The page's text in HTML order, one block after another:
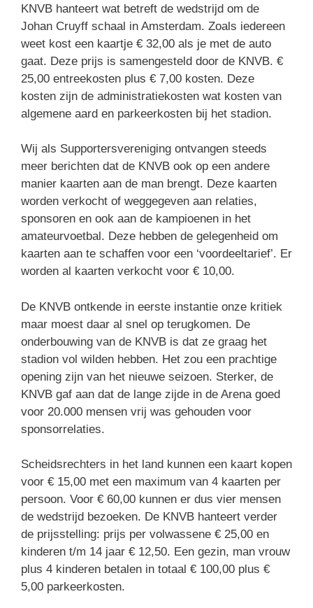
KNVB hanteert wat betreft de wedstrijd om de
Johan Cruyff schaal in Amsterdam. Zoals iedereen
weet kost een kaartje € 32,00 als je met de auto
gaat. Deze prijs is samengesteld door de KNVB. €
25,00 entreekosten plus € 7,00 kosten. Deze
kosten zijn de administratiekosten wat kosten van
algemene aard en parkeerkosten bij het stadion.
Wij als Supportersvereniging ontvangen steeds
meer berichten dat de KNVB ook op een andere
manier kaarten aan de man brengt. Deze kaarten
worden verkocht of weggegeven aan relaties,
sponsoren en ook aan de kampioenen in het
amateurvoetbal. Deze hebben de gelegenheid om
kaarten aan te schaffen voor een ‘voordeeltarief’. Er
worden al kaarten verkocht voor € 10,00.
De KNVB ontkende in eerste instantie onze kritiek
maar moest daar al snel op terugkomen. De
onderbouwing van de KNVB is dat ze graag het
stadion vol wilden hebben. Het zou een prachtige
opening zijn van het nieuwe seizoen. Sterker, de
KNVB gaf aan dat de lange zijde in de Arena goed
voor 20.000 mensen vrij was gehouden voor
sponsorrelaties.
Scheidsrechters in het land kunnen een kaart kopen
voor € 15,00 met een maximum van 4 kaarten per
persoon. Voor € 60,00 kunnen er dus vier mensen
de wedstrijd bezoeken. De KNVB hanteert verder
de prijsstelling: prijs per volwassene € 25,00 en
kinderen t/m 14 jaar € 12,50. Een gezin, man vrouw
plus 4 kinderen betalen in totaal € 100,00 plus €
5,00 parkeerkosten.